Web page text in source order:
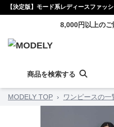
【決定版】モード系レディースファッ
8,000円以上の
商品を検索する
MODELY TOP › ワンピースの一